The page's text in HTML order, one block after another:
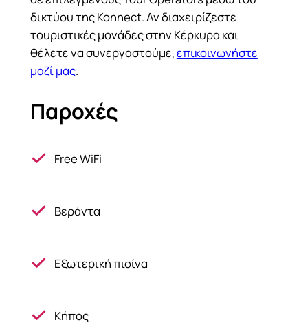
δικτύου της Konnect. Αν διαχειρίζεστε
τουριστικές μονάδες στην Κέρκυρα και
θέλετε να συνεργαστούμε,επικοινωνήστε
μαζί μας.
Παροχές
Free WiFi
Βεράντα
Εξωτερική πισίνα
Κήπος